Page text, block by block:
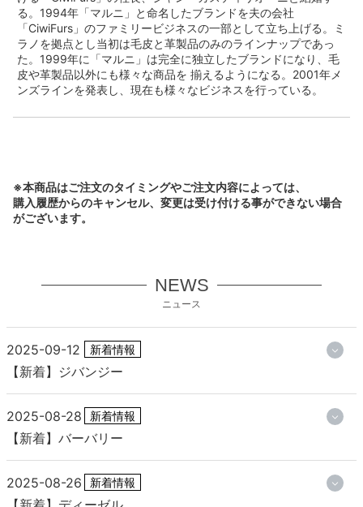
る。1994年「マルニ」と命名したブランドを夫の会社
「CiwiFurs」のファミリービジネスの一部として立ち上げる。ミ
ラノを拠点とし当初は毛皮と革製品のみのラインナップであっ
た。1999年に「マルニ」は完全に独立したブランドになり、毛
皮や革製品以外にも様々な商品を 揃えるようになる。2001年メ
ンズラインを発表し、現在も様々なビジネスを行っている。
※本商品はご注文のタイミングやご注文内容によっては、
購入履歴からのキャンセル、変更は受け付ける事ができない場合
がございます。
NEWS
ニュース
2025-09-12 新着情報
【新着】ジバンジー
2025-08-28 新着情報
【新着】バーバリー
2025-08-26 新着情報